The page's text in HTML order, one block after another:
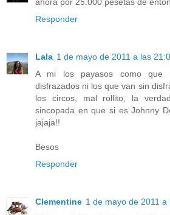
Responder
Lala 1 de mayo de 2011 a las
A mi los payasos como
disfrazados ni los que van sin
los circos, mal rollito, la
sincopada en que si es Johnny
jajaja!!
Besos
Responder
Clementine 1 de mayo de 2011 a